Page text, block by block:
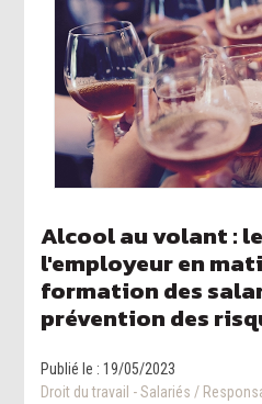
Alcool au volant :
l'employeur en
formation des
prévention des
Publié le :19/05/2023
Droit du travail - Salariés /